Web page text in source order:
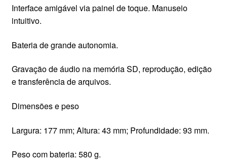
Interface amigável via painel de toque. Manuseio
intuitivo.
Bateria de grande autonomia.
Gravação de áudio na memória SD, reprodução, edição
e transferência de arquivos.
Dimensões e peso
Largura: 177 mm; Altura: 43 mm; Profundidade: 93 mm.
Peso com bateria: 580 g.